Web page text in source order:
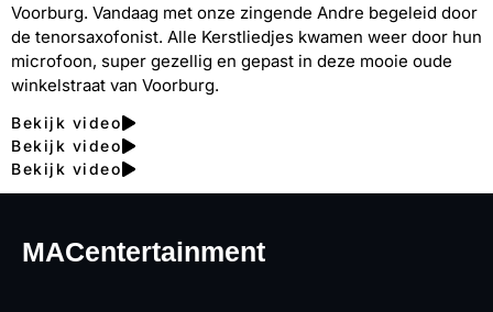
Voorburg. Vandaag met onze zingende Andre begeleid door
de tenorsaxofonist. Alle Kerstliedjes kwamen weer door hun
microfoon, super gezellig en gepast in deze mooie oude
winkelstraat van Voorburg.
Bekijk video
Bekijk video
Bekijk video
MACentertainment